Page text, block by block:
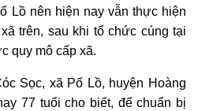
Lồ nên hiện nay vẫn thực hiện
trên, sau khi tổ chức cúng tại
quy mô cấp xã.
Sọc, xã Pố Lồ, huyện Hoàng
77 tuổi cho biết, để chuẩn bị